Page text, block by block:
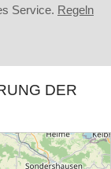
Service. Regeln
DER